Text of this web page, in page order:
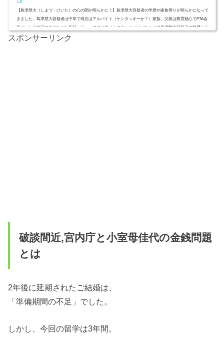
【島津慧大（しまづ・けいた）の心の闇が明らかに！】島津慧大容疑者の学歴や家族周りが明らかになって
きました。島津慧大容疑者は中卒で現在はアルバイト（ケンタッキーか？）家族、父親は教育熱心でPTA会
長だった？自宅にモデルガン所持、リュックには斧（ナタ？）サバイバルナイフ島津慧大容疑者の動機と心
の闇に迫ります。(adsbygoogle = window.adsbygoogle || ).push({});スポンサーリンク(adsbygoogle = window.ads
スポンサーリンク
破談間近,宮内庁と小室母佳代の金銭問題
とは
2年後に延期されたご結婚は、
「準備期間の不足」でした。
しかし、今回の留学は3年間。